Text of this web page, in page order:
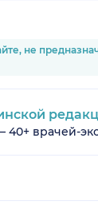
не
врачей-